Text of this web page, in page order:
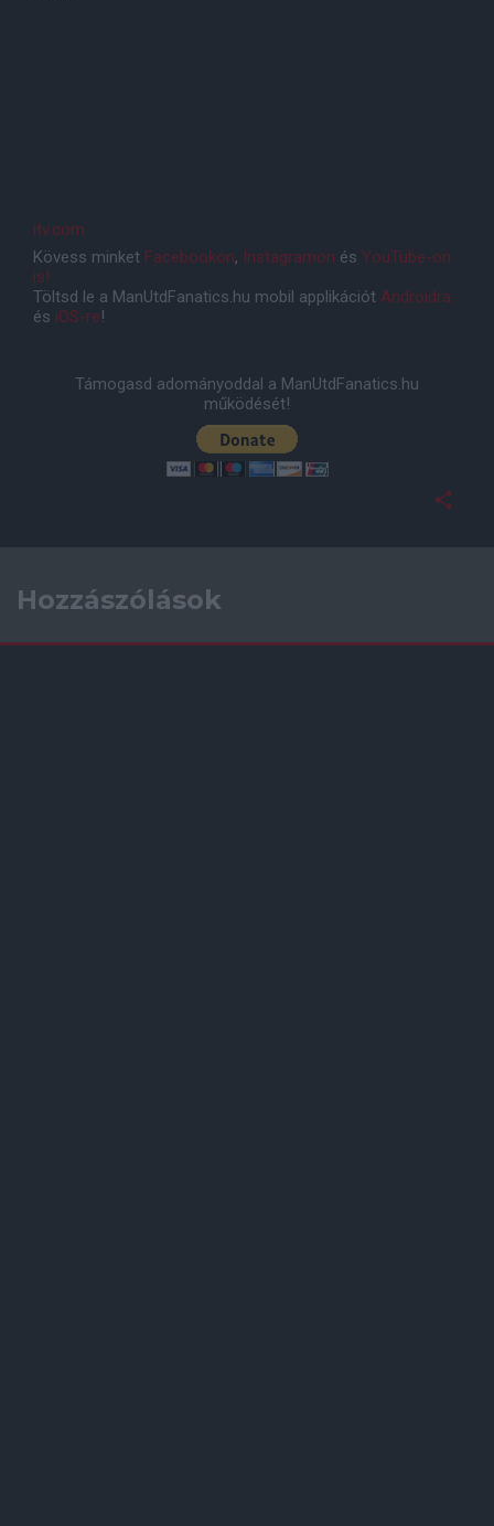
itv.com
Kövess minket Facebookon, Instagramon és YouTube-on
is!
Töltsd le a ManUtdFanatics.hu mobil applikációt Androidra
és iOS-re!
Támogasd adományoddal a ManUtdFanatics.hu
működését!
Hozzászólások